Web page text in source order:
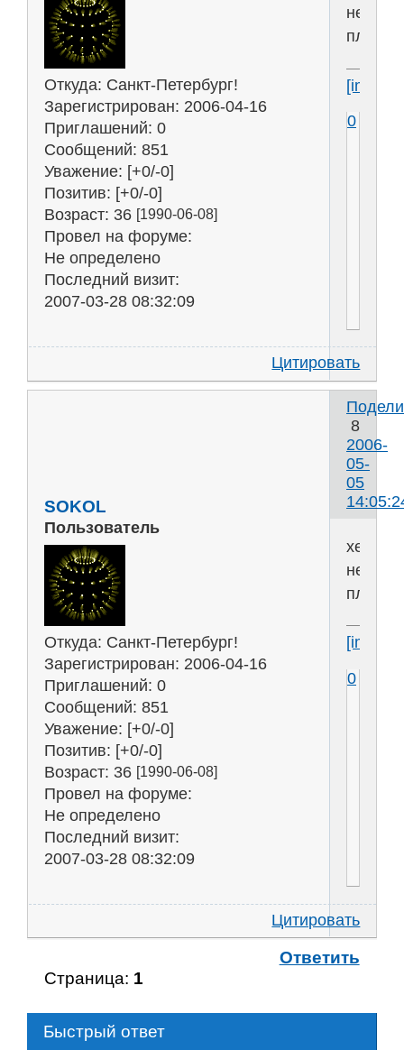
Откуда: Санкт-Петербург!
Зарегистрирован: 2006-04-16
Приглашений: 0
Сообщений: 851
Уважение: [+0/-0]
Позитив: [+0/-0]
Возраст: 36 [1990-06-08]
Провел на форуме:
Не определено
Последний визит:
2007-03-28 08:32:09
не
0
Цитировать
8
2006-
05-
05
SOKOL
Пользователь
Откуда: Санкт-Петербург!
Зарегистрирован: 2006-04-16
Приглашений: 0
Сообщений: 851
Уважение: [+0/-0]
Позитив: [+0/-0]
Возраст: 36 [1990-06-08]
Провел на форуме:
Не определено
Последний визит:
2007-03-28 08:32:09
не
0
Цитировать
Ответить
Страница: 1
Быстрый ответ